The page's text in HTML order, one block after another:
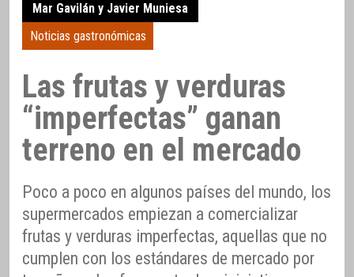
Mar Gavilán y Javier Muniesa
Noticias gastronómicas
Las frutas y verduras
“imperfectas” ganan
terreno en el mercado
Poco a poco en algunos países del mundo, los
supermercados empiezan a comercializar
frutas y verduras imperfectas, aquellas que no
cumplen con los estándares de mercado por